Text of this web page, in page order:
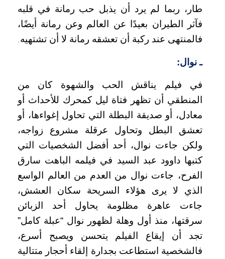
طار، ربما لم يرد أن يذبل حب رمانة في قلبه
فآثر الطيران بعيدًا عن العالم وعن رمانة أيضًا،
فالمنتهى عند ركبة أن تعشقه رمانة لا أن تشتهيه.
ـ نوال:
في فيلم يناقش الحب والشهوة كان من
المنطقي أن تظهر فتاة ليل كمحرك للأحداث أو
معادل، أو صديقة البطلة التي تحاول إغواءها، أو
تعشق البطل وتحاول عرقلة مشروع زواجه،
ولكن جاءت نوال، أحد أفضل الشخصيات التي
كتبها داوود عبد السيد في فيلمه الباهت سارق
الفرح، جاءت نوال من العدم من العالم الواسع
الذي لا يرى هؤلاء السريحة سكان العشش،
جاءت عاهرة مظلومة يحاول أحد الزبائن
سرقتها، منذ أول وهلة لظهور نوال “عبلة كامل”
تجد أن إيقاع الفيلم يتحسن ويصبح أسرع،
فالشخصية استطاعت بجدارة إلقاء أحجار متتالية